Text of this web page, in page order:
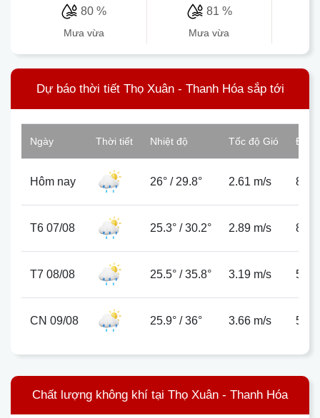
80 %
mưa vừa
81 %
mưa vừa
Dự báo thời tiết Thọ Xuân - Thanh Hóa sắp tới
Ngày Thời tiết Nhiệt độ Tốc độ Gió Độ
Hôm nay 26° / 29.8° 2.61 m/s 81%
T6 07/08 25.3° /30.2° 2.89 m/s 80%
T7 08/08 25.5° /35.8° 3.19 m/s 55%
CN 09/08 25.9° /36° 3.66 m/s 53%
Chất lượng không khí tại Thọ Xuân - Thanh Hóa